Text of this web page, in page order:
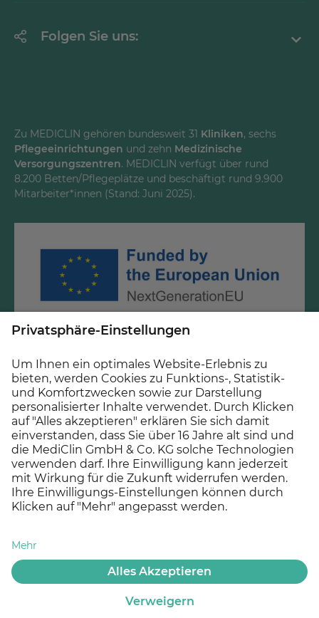
Folgen Sie uns:
Youtube
LinkedInd
Zu MEDICLIN gehören bundesweit 31 Kliniken, sechs
Pflegeeinrichtungen und zehn Medizinische
Versorgungszentren. MEDICLIN verfügt über rund
8.200 Betten/Pflegeplätze und beschäftigt rund 9.900
Mitarbeiter*innen (Stand: Juni 2025).
auf Grundlage des vom Sächsischen Landtag
beschlossenen Haushaltes.
© 2026 MEDICLIN AG, Offenburg - Ein Unternehmen der
Asklepios Gruppe
Datenschutz